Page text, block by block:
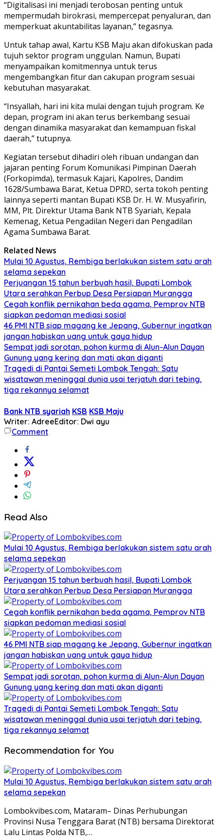
“Digitalisasi ini menjadi terobosan penting untuk
mempermudah birokrasi, mempercepat penyaluran, dan
memperkuat akuntabilitas layanan,” tegasnya.
Untuk tahap awal, Kartu KSB Maju akan difokuskan pada
tujuh sektor program unggulan. Namun, Bupati
menyampaikan komitmennya untuk terus
mengembangkan fitur dan cakupan program sesuai
kebutuhan masyarakat.
“Insyallah, hari ini kita mulai dengan tujuh program. Ke
depan, program ini akan terus berkembang sesuai
dengan dinamika masyarakat dan kemampuan fiskal
daerah,” tutupnya.
Kegiatan tersebut dihadiri oleh ribuan undangan dan
jajaran penting Forum Komunikasi Pimpinan Daerah
(Forkopimda), termasuk Kajari, Kapolres, Dandim
1628/Sumbawa Barat, Ketua DPRD, serta tokoh penting
lainnya seperti mantan Bupati KSB Dr. H. W. Musyafirin,
MM, Plt. Direktur Utama Bank NTB Syariah, Kepala
Kemenag, Ketua Pengadilan Negeri dan Pengadilan
Agama Sumbawa Barat.
Related News
Mulai 10 Agustus, Rembiga berlakukan sistem satu arah
selama sepekan
Perjuangan 15 tahun berbuah hasil, Bupati Lombok
Utara serahkan Perbup Desa Persiapan Murangga
Cegah konflik pernikahan beda agama, Pemprov NTB
siapkan pedoman mediasi sosial
46 PMI NTB siap magang ke Jepang, Gubernur ingatkan
jangan habiskan uang untuk gaya hidup
Sempat jadi sorotan, pohon kurma di Alun-Alun Dayan
Gunung yang kering dan mati akan diganti
Tragedi di Pantai Semeti Lombok Tengah: Satu
wisatawan meninggal dunia usai terjatuh dari tebing,
tiga rekannya selamat
Bank NTB syariah KSB KSB Maju
Writer: AdreeEditor: Dwi ayu
Comment
Read Also
Mulai 10 Agustus, Rembiga berlakukan sistem satu arah
selama sepekan
Perjuangan 15 tahun berbuah hasil, Bupati Lombok
Utara serahkan Perbup Desa Persiapan Murangga
Cegah konflik pernikahan beda agama, Pemprov NTB
siapkan pedoman mediasi sosial
46 PMI NTB siap magang ke Jepang, Gubernur ingatkan
jangan habiskan uang untuk gaya hidup
Sempat jadi sorotan, pohon kurma di Alun-Alun Dayan
Gunung yang kering dan mati akan diganti
Tragedi di Pantai Semeti Lombok Tengah: Satu
wisatawan meninggal dunia usai terjatuh dari tebing,
tiga rekannya selamat
Recommendation for You
Mulai 10 Agustus, Rembiga berlakukan sistem satu arah
selama sepekan
Lombokvibes.com, Mataram– Dinas Perhubungan
Provinsi Nusa Tenggara Barat (NTB) bersama Direktorat
Lalu Lintas Polda NTB,…